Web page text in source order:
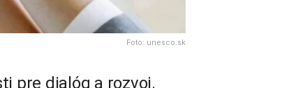
Foto: unesco.sk
pre dialóg a rozvoj.